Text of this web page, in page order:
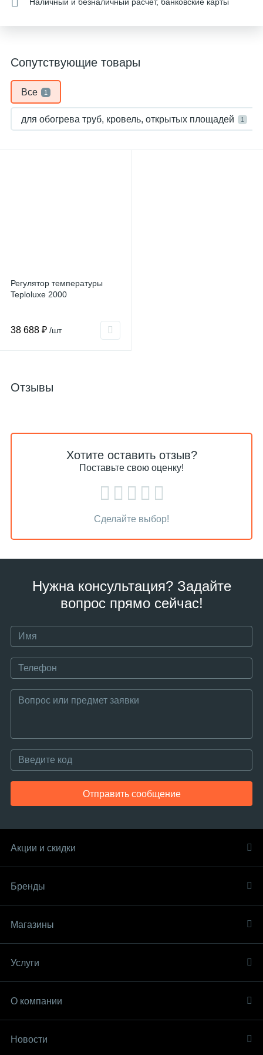
Сопутствующие товары
Все 1
для обогрева труб, кровель, открытых площадей 1
Регулятор температуры
Teploluxe 2000
38 688 ₽ /шт
Отзывы
Хотите оставить отзыв?
Поставьте свою оценку!
Сделайте выбор!
Нужна консультация? Задайте
вопрос прямо сейчас!
Отправить сообщение
Акции и скидки
Бренды
Магазины
Услуги
О компании
Новости